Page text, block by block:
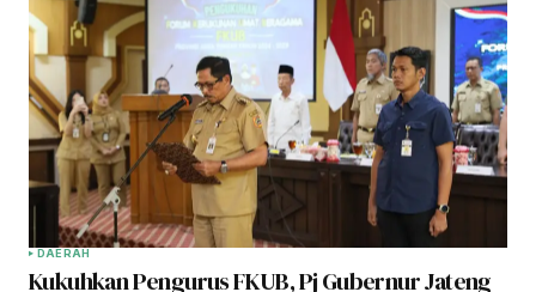
DAERAH
Kukuhkan Pengurus FKUB, Pj Gubernur Jateng